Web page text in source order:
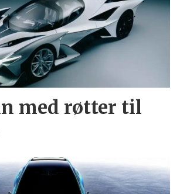
med røtter til